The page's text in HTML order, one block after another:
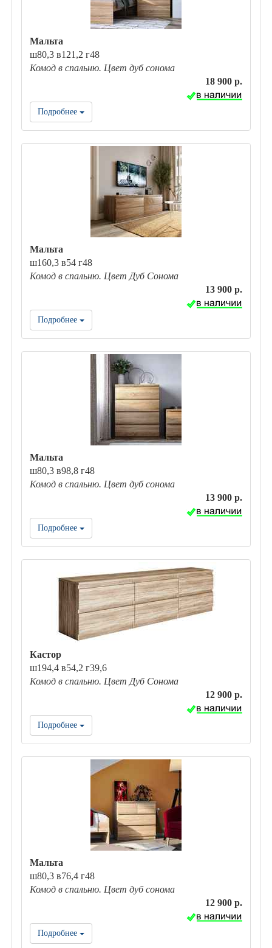
Мальта
ш80,3 в121,2 г48
Комод в спальню. Цвет дуб сонома
18 900 р.
Подробнее
Мальта
ш160,3 в54 г48
Комод в спальню. Цвет Дуб Сонома
13 900 р.
Подробнее
Мальта
ш80,3 в98,8 г48
Комод в спальню. Цвет дуб сонома
13 900 р.
Подробнее
Кастор
ш194,4 в54,2 г39,6
Комод в спальню. Цвет Дуб Сонома
12 900 р.
Подробнее
Мальта
ш80,3 в76,4 г48
Комод в спальню. Цвет дуб сонома
12 900 р.
Подробнее